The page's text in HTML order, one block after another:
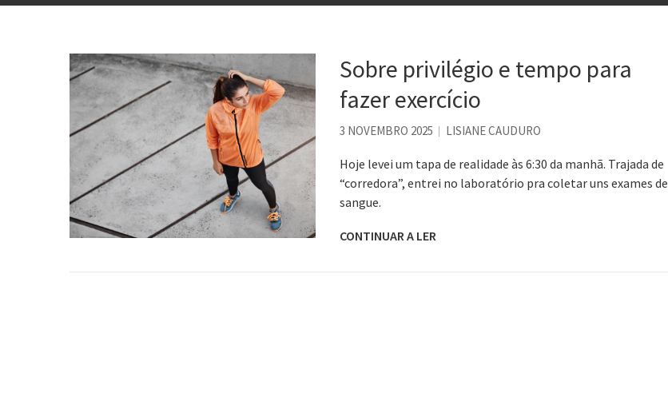
Contardo Calligaris prega o “direito à tristeza”
Os causos de Jorge Luis Borges
Voto obrigatório é correto?
Sobre privilégio e tempo para
fazer exercício
3 NOVEMBRO 2025 LISIANE CAUDURO
Hoje levei um tapa de realidade às 6:30 da manhã. Trajada de
“corredora”, entrei no laboratório pra coletar uns exames de
sangue.
CONTINUAR A LER